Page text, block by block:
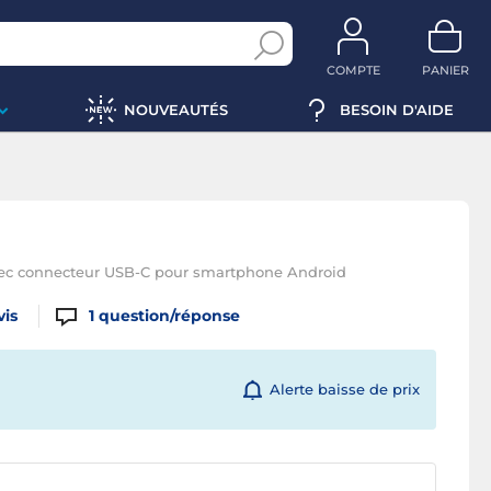
COMPTE PANIER
NOUVEAUTÉS BESOIN D'AIDE
connecteur USB-C pour smartphone Android
1 question/réponse
Alerte baisse de prix